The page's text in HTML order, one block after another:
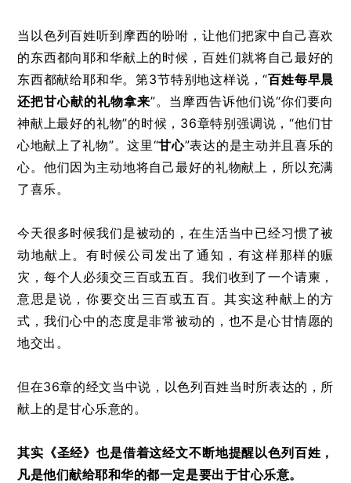
当以色列百姓听到摩西的吩咐，让他们把家中自己喜欢
的东西都向耶和华献上的时候，百姓们就将自己最好的
东西都献给耶和华。第3节特别地这样说，“百姓每早晨
还把甘心献的礼物拿来”。当摩西告诉他们说“你们要向
神献上最好的礼物”的时候， 36章特别强调说，“他们甘
心地献上了礼物”。这里“甘心”表达的是主动并且喜乐的
心。 他们因为主动地将自己最好的礼物献上，所以充满
了喜乐。
今天很多时候我们是被动的，在生活当中已经习惯了被
动地献上。有时候公司发出了通知，有这样那样的赈
灾，每个人必须交三百或五百。我们收到了一个请柬，
意思是说，你要交出三百或五百。其实这种献上的方
式，我们心中的态度是非常被动的，也不是心甘情愿的
地交出。
但在36章的经文当中说，以色列百姓当时所表达的，所
献上的是甘心乐意的。
其实《圣经》也是借着这经文不断地提醒以色列百姓，
凡是他们献给耶和华的都一定是要出于甘心乐意。